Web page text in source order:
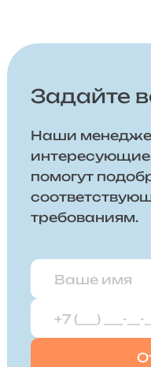
Задайте
Наши
помогут
требованиям.